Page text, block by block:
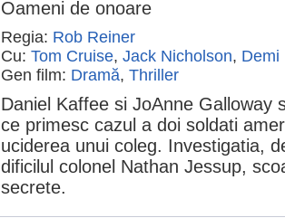
Oameni de onoare
Regia: Rob Reiner
Cu: Tom Cruise, Jack Nicholson, Demi
Gen film: Dramă, Thriller
Daniel Kaffee si JoAnne Galloway
ce primesc cazul a doi soldati
uciderea unui coleg. Investigatia,
dificilul colonel Nathan Jessup,
secrete.